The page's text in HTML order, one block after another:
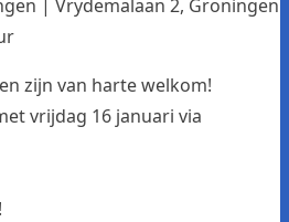
| Vrydemalaan 2, Groningen
zijn van harte welkom!
vrijdag 16 januari via